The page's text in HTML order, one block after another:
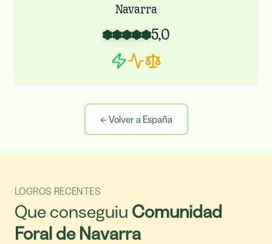
Navarra
5,0
←Volver a España
LOGROS RECENTES
Que conseguiu Comunidad
Foral de Navarra